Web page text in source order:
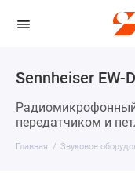
Sennheiser EW-
передатчиком и
Главная Звуковое